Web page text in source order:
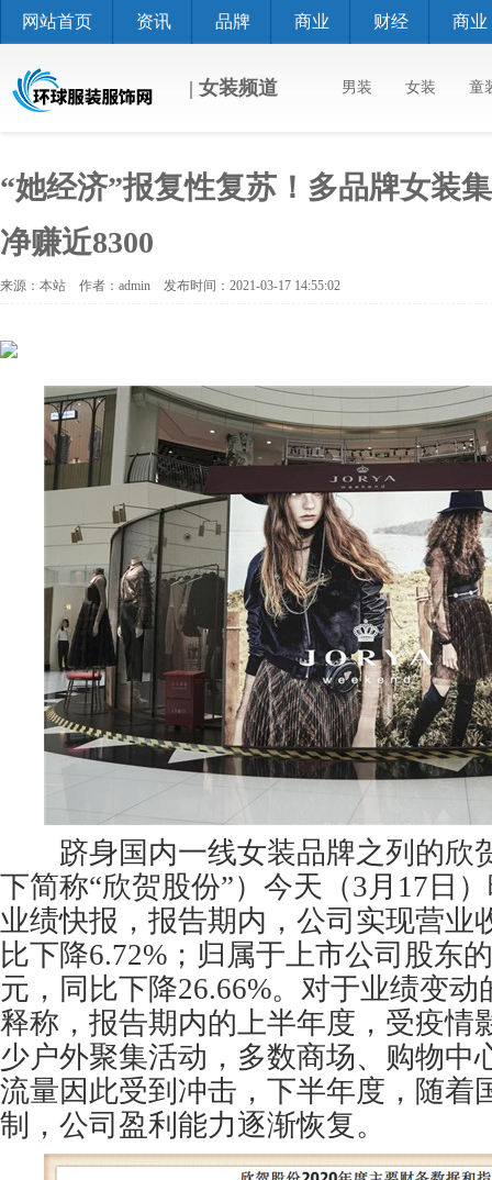
网站首页 资讯 品牌 商业 财经 商业
| 女装频道 男装 女装 童
“她经济”报复性复苏！多品牌女装
净赚近8300
来源：本站 作者：admin 发布时间：2021-03-17 14:55:02
跻身国内一线女装品牌之列的欣
下简称“欣贺股份”）今天（3月17日
业绩快报，报告期内，公司实现营业
比下降6.72%；归属于上市公司股东
元，同比下降26.66%。对于业绩变
释称，报告期内的上半年度，受疫情
少户外聚集活动，多数商场、购物中
流量因此受到冲击，下半年度，随着
制，公司盈利能力逐渐恢复。